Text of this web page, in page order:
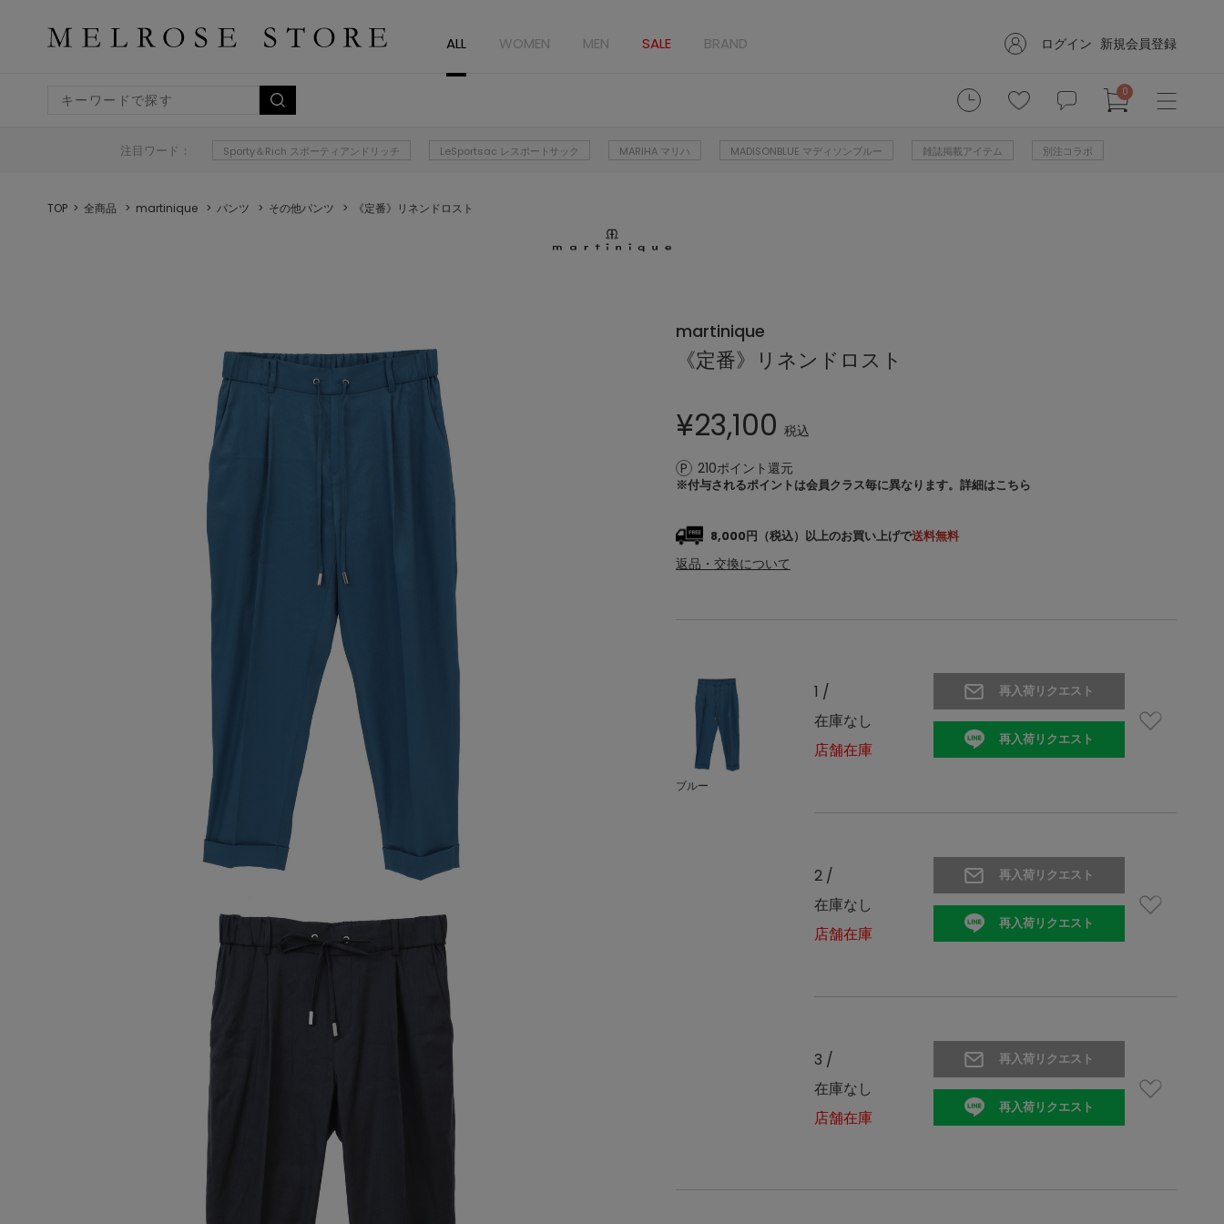
ALL WOMEN MEN SALE BRAND ログイン 新規会員登録
0
注目ワード： Sporty＆Rich スポーティアンドリッチ LeSportsac レスポートサック MARIHA マリハ MADISONBLUE マディソンブルー 雑誌掲載アイテム 別注コラボ
TOP 全商品 martinique パンツ その他パンツ 《定番》リネンドロスト
martinique
《定番》リネンドロスト
¥23,100 税込
210ポイント還元
※付与されるポイントは会員クラス毎に異なります。 詳細はこちら
8,000円（税込）以上のお買い上げで送料無料
返品・交換について
ブルー
1 /
在庫なし
店舗在庫
再入荷リクエスト
再入荷リクエスト
2 /
在庫なし
店舗在庫
再入荷リクエスト
再入荷リクエスト
3 /
在庫なし
店舗在庫
再入荷リクエスト
再入荷リクエスト